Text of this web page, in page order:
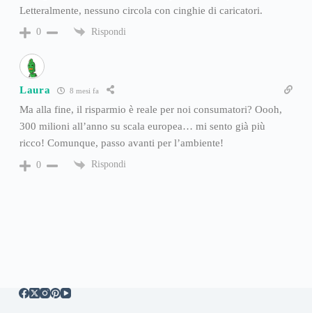
Letteralmente, nessuno circola con cinghie di caricatori.
0 Rispondi
Laura 8 mesi fa
Ma alla fine, il risparmio è reale per noi consumatori? Oooh,
300 milioni all’anno su scala europea… mi sento già più
ricco! Comunque, passo avanti per l’ambiente!
0 Rispondi